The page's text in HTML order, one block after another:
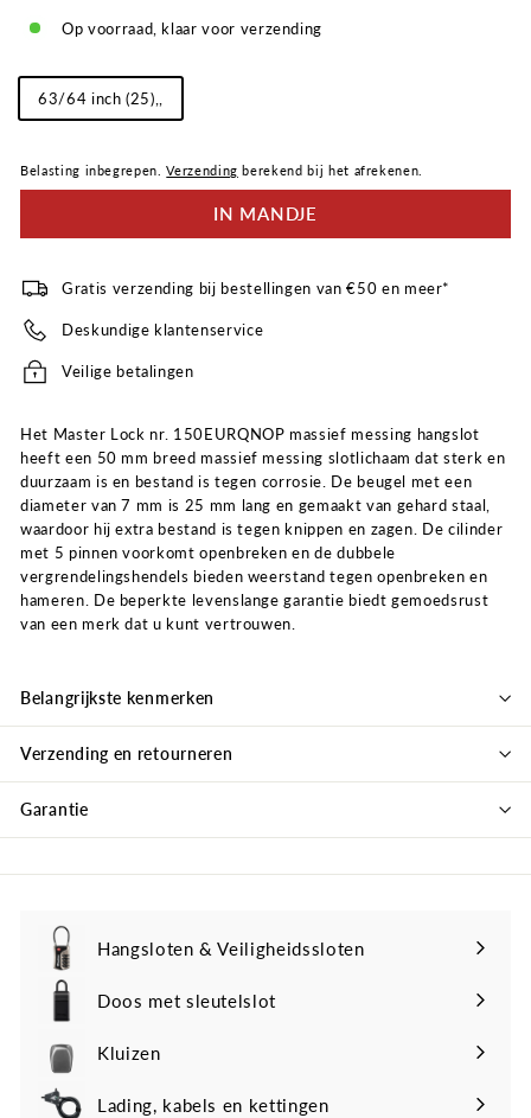
Op voorraad, klaar voor verzending
Lengte
beugel
63/64 inch (25),,
Belasting inbegrepen.Verzending berekend bij het afrekenen.
IN MANDJE
Gratis verzending bij bestellingen van €50 en meer*
Deskundige klantenservice
Veilige betalingen
Het Master Lock nr. 150EURQNOP massief messing hangslot
heeft een 50 mm breed massief messing slotlichaam dat sterk en
duurzaam is en bestand is tegen corrosie. De beugel met een
diameter van 7 mm is 25 mm lang en gemaakt van gehard staal,
waardoor hij extra bestand is tegen knippen en zagen. De cilinder
met 5 pinnen voorkomt openbreken en de dubbele
vergrendelingshendels bieden weerstand tegen openbreken en
hameren. De beperkte levenslange garantie biedt gemoedsrust
van een merk dat u kunt vertrouwen.
Belangrijkste kenmerken
Verzending en retourneren
Garantie
Hangsloten & Veiligheidssloten
Doos met sleutelslot
Kluizen
Lading, kabels en kettingen